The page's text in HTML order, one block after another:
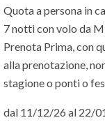
pensione
liberamente durante
ristorante principale.
Servizi:2 piscine
mare non
Quota a persona in
7 notti con volo da
Prenota Prima, con
alla prenotazione,
stagione o ponti o
dal 11/12/26 al 22/